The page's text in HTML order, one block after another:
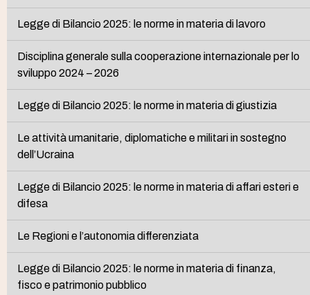
Legge di Bilancio 2025: le norme in materia di lavoro
Disciplina generale sulla cooperazione internazionale per lo
sviluppo 2024 – 2026
Legge di Bilancio 2025: le norme in materia di giustizia
Le attività umanitarie, diplomatiche e militari in sostegno
dell’Ucraina
Legge di Bilancio 2025: le norme in materia di affari esteri e
difesa
Le Regioni e l’autonomia differenziata
Legge di Bilancio 2025: le norme in materia di finanza,
fisco e patrimonio pubblico